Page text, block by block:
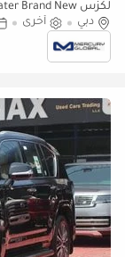
فقط)
دبي أخرى